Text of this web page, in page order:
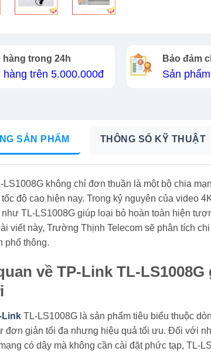
hàng trong 24h
trên 5.000.000đ
Bảo đảm
Sản
SẢN PHẨM THÔNG SỐ KỸ THUẬT
LS1008G không chỉ đơn thuần là một bộ chia
tốc độ cao hiện nay. Trong kỷ nguyên của video
như TL-LS1008G giúp loại bỏ hoàn toàn hiện
viết này, Trường Thịnh Telecom sẽ phân tích
phổ thông.
về TP-Link TL-
LinkTL-LS1008G là sản phẩm tiêu biểu thuộc
đơn giản tối đa nhưng hiệu quả tối ưu. Đối với
có dây mà không cần cài đặt phức tạp, TL-